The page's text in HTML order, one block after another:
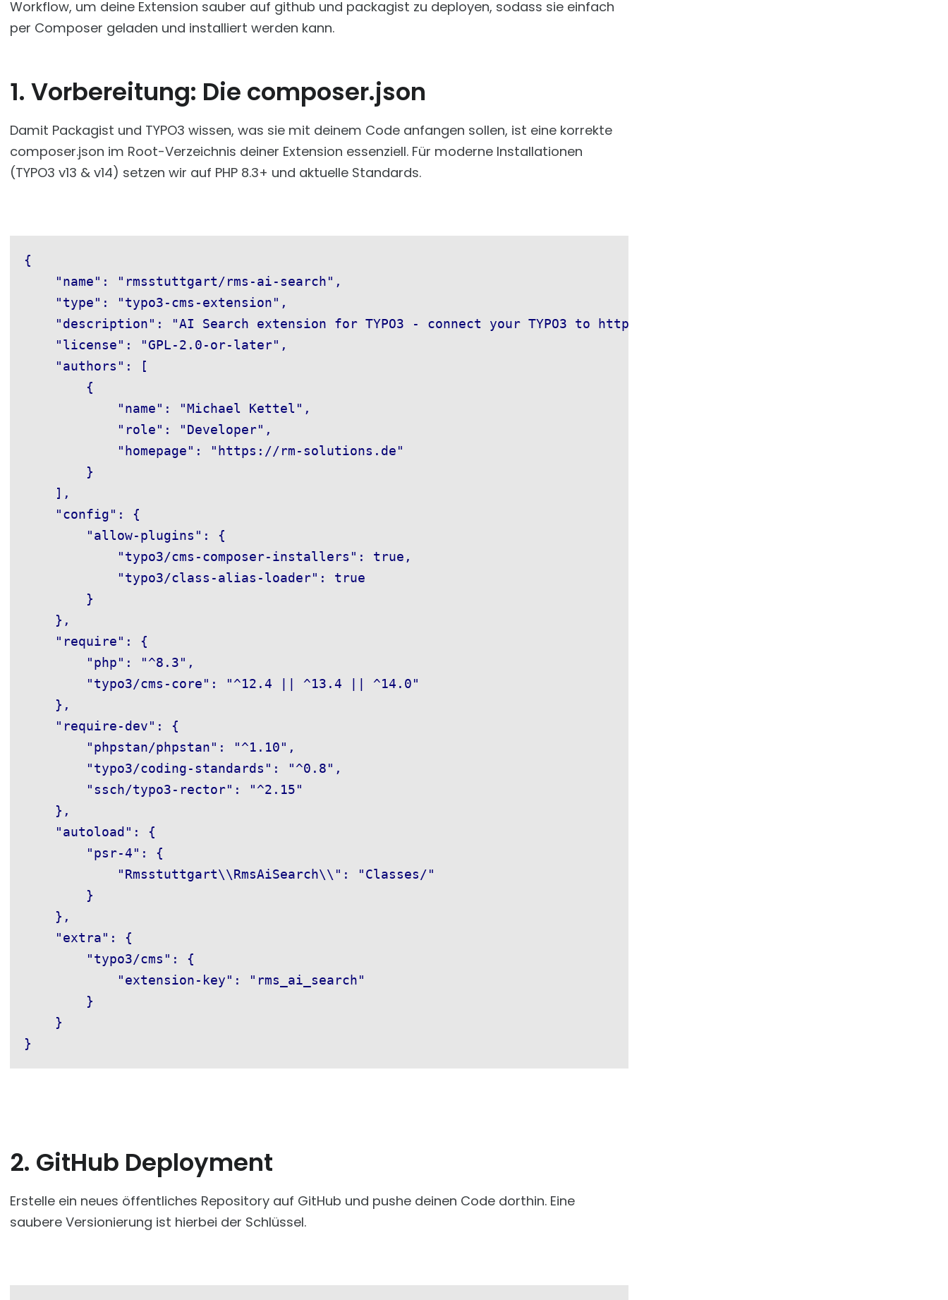
Workflow, um deine Extension sauber auf github und packagist zu deployen, sodass sie einfach
per Composer geladen und installiert werden kann.
1. Vorbereitung: Die composer.json
Damit Packagist und TYPO3 wissen, was sie mit deinem Code anfangen sollen, ist eine korrekte
composer.json im Root-Verzeichnis deiner Extension essenziell. Für moderne Installationen
(TYPO3 v13 & v14) setzen wir auf PHP 8.3+ und aktuelle Standards.
{
    "name": "rmsstuttgart/rms-ai-search",
    "type": "typo3-cms-extension",
    "description": "AI Search extension for TYPO3 - connect your TYPO3 to https://chat.rm-solutions.de/",
    "license": "GPL-2.0-or-later",
    "authors": [
        {
            "name": "Michael Kettel",
            "role": "Developer",
            "homepage": "https://rm-solutions.de"
        }
    ],
    "config": {
        "allow-plugins": {
            "typo3/cms-composer-installers": true,
            "typo3/class-alias-loader": true
        }
    },
    "require": {
        "php": "^8.3",
        "typo3/cms-core": "^12.4 || ^13.4 || ^14.0"
    },
    "require-dev": {
        "phpstan/phpstan": "^1.10",
        "typo3/coding-standards": "^0.8",
        "ssch/typo3-rector": "^2.15"
    },
    "autoload": {
        "psr-4": {
            "Rmsstuttgart\\RmsAiSearch\\": "Classes/"
        }
    },
    "extra": {
        "typo3/cms": {
            "extension-key": "rms_ai_search"
        }
    }
2. GitHub Deployment
Erstelle ein neues öffentliches Repository auf GitHub und pushe deinen Code dorthin. Eine
saubere Versionierung ist hierbei der Schlüssel.